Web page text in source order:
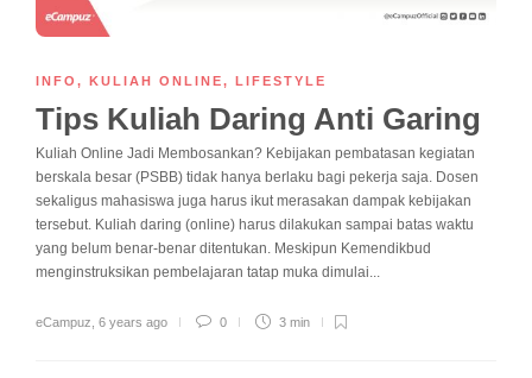
INFO , KULIAH ONLINE, LIFESTYLE
Tips Kuliah Daring Anti Garing
Kuliah Online Jadi Membosankan? Kebijakan pembatasan kegiatan
berskala besar (PSBB) tidak hanya berlaku bagi pekerja saja. Dosen
sekaligus mahasiswa juga harus ikut merasakan dampak kebijakan
tersebut. Kuliah daring (online) harus dilakukan sampai batas waktu
yang belum benar-benar ditentukan. Meskipun Kemendikbud
menginstruksikan pembelajaran tatap muka dimulai...
eCampuz 6 years ago 0 3 min